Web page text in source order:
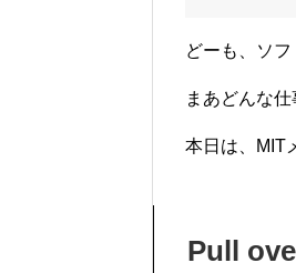
どーも、ソフ
まあどんな
本日は、MIT
Pull